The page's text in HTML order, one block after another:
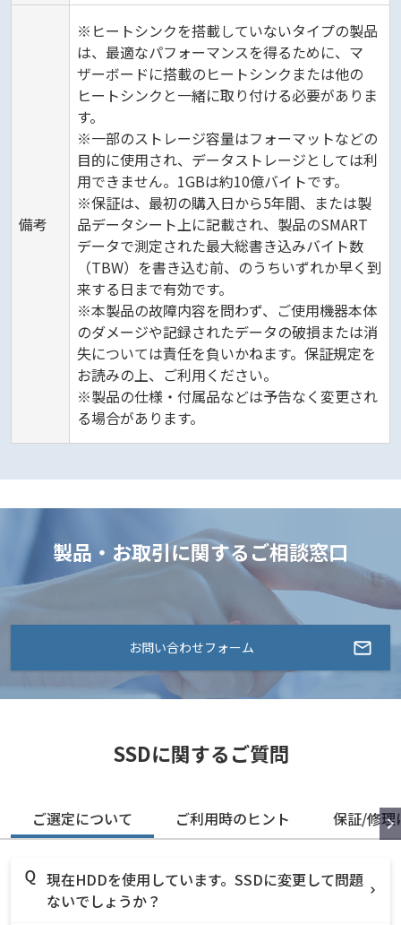
備考
※ヒートシンクを搭載していないタイプの製品
は、最適なパフォーマンスを得るために、マ
ザーボードに搭載のヒートシンクまたは他の
ヒートシンクと一緒に取り付ける必要がありま
す。
※一部のストレージ容量はフォーマットなどの
目的に使用され、データストレージとしては利
用できません。1GBは約10億バイトです。
※保証は、最初の購入日から5年間、または製
品データシート上に記載され、製品のSMART
データで測定された最大総書き込みバイト数
（TBW）を書き込む前、のうちいずれか早く到
来する日まで有効です。
※本製品の故障内容を問わず、ご使用機器本体
のダメージや記録されたデータの破損または消
失については責任を負いかねます。保証規定を
お読みの上、ご利用ください。
※製品の仕様・付属品などは予告なく変更され
る場合があります。
製品・お取引に関するご相談窓口
お問い合わせフォーム
SSDに関するご質問
ご選定について ご利用時のヒント 保証/修理
現在HDDを使用しています。SSDに変更して問題
ないでしょうか？